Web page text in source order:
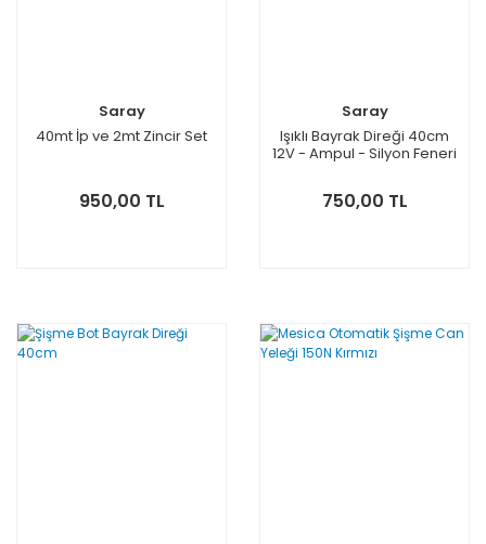
Saray
40mt İp ve 2mt Zincir Set
950,00 TL
Saray
Işıklı Bayrak Direği 40cm
12V - Ampul - Silyon Feneri
750,00 TL